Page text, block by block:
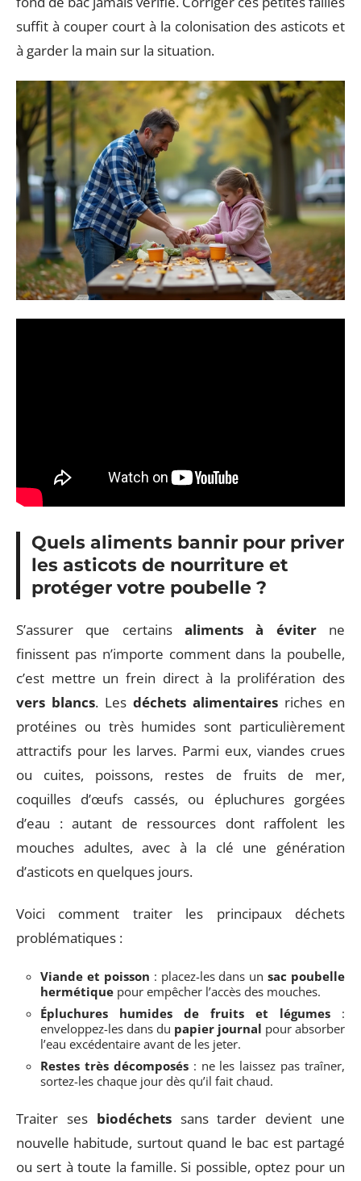
suffit à couper court à la colonisation des asticots et
à garder la main sur la situation.
Quels aliments bannir pour priver
les asticots de nourriture et
protéger votre poubelle ?
S’assurer que certains aliments à éviterne
finissent pas n’importe comment dans la poubelle,
c’est mettre un frein direct à la prolifération des
vers blancs. Les déchets alimentaires riches en
protéines ou très humides sont particulièrement
attractifs pour les larves. Parmi eux, viandes crues
ou cuites, poissons, restes de fruits de mer,
coquilles d’œufs cassés, ou épluchures gorgées
d’eau : autant de ressources dont raffolent les
mouches adultes, avec à la clé une génération
d’asticots en quelques jours.
Voici comment traiter les principaux déchets
problématiques :
Viande et poisson : placez-les dans unsac poubelle
hermétique pour empêcher l’accès des mouches.
Épluchures humides de fruits et légumes :
enveloppez-les dans du papier journal pour absorber
l’eau excédentaire avant de les jeter.
Restes très décomposés: ne les laissez pas traîner,
sortez-les chaque jour dès qu’il fait chaud.
Traiter ses biodéchetssans tarder devient une
nouvelle habitude, surtout quand le bac est partagé
ou sert à toute la famille. Si possible, optez pour un